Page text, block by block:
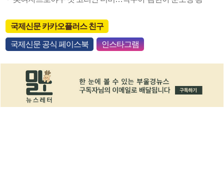
국제신문 카카오플러스 친구
국제신문 공식 페이스북 인스타그램